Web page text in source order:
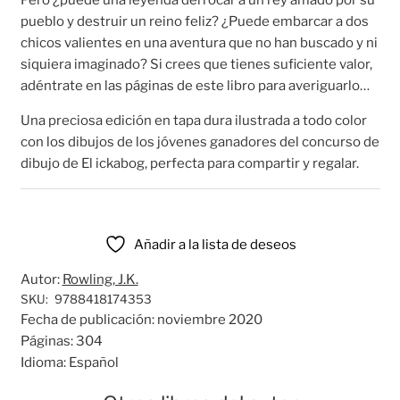
pueblo y destruir un reino feliz? ¿Puede embarcar a dos
chicos valientes en una aventura que no han buscado y ni
siquiera imaginado? Si crees que tienes suficiente valor,
adéntrate en las páginas de este libro para averiguarlo…
Una preciosa edición en tapa dura ilustrada a todo color
con los dibujos de los jóvenes ganadores del concurso de
dibujo de El ickabog, perfecta para compartir y regalar.
Añadir a la lista de deseos
Autor: Rowling, J.K.
SKU: 9788418174353
Fecha de publicación: noviembre 2020
Páginas:304
Idioma: Español